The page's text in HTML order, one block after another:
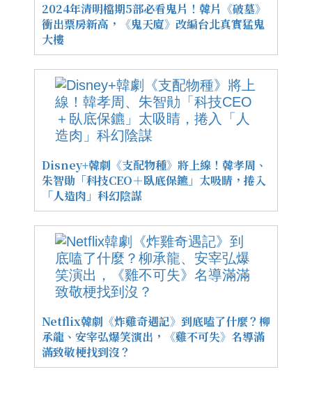
2024年清明檔期5部必看鬼片！韓片《破墓》
衝出票房新高，《鬼天廈》改編台北真實猛鬼
大樓
Disney+韓劇《支配物種》將上線！韓孝周、
朱智勛「科技CEO＋臥底保鑣」太吸睛，捲入
「人造肉」科幻陰謀
Netflix韓劇《炸雞奇遇記》到底嗑了什麼？柳
承龍、安宰弘爆笑演出，《雞不可失》名導滿
滿致敬梗找到沒？